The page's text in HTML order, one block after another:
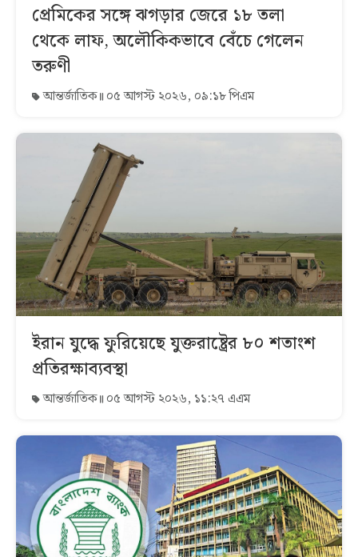
প্রেমিকের সঙ্গে ঝগড়ার জেরে ১৮ তলা
থেকে লাফ, অলৌকিকভাবে বেঁচে গেলেন
তরুণী
আন্তর্জাতিক ০৫ আগস্ট ২০২৬, ০৯:১৮ পিএম
ইরান যুদ্ধে ফুরিয়েছে যুক্তরাষ্ট্রের ৮০ শতাংশ
প্রতিরক্ষাব্যবস্থা
আন্তর্জাতিক ০৫ আগস্ট ২০২৬, ১১:২৭ এএম